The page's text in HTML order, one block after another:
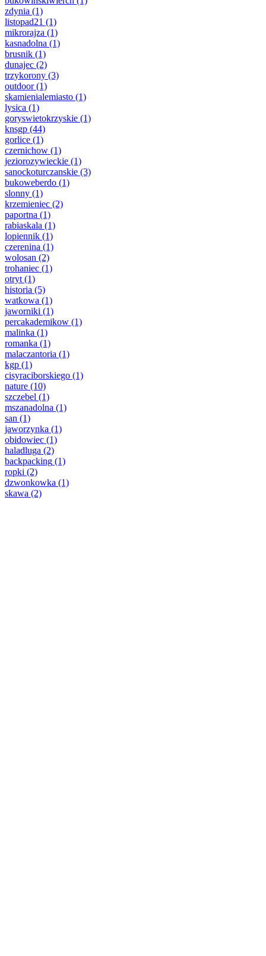
zdynia (1)
listopad21 (1)
mikrorajza (1)
kasnadolna (1)
brusnik (1)
dunajec (2)
trzykorony (3)
outdoor(1)
skamienialemiasto (1)
lysica (1)
goryswietokrzyskie (1)
knsgp (44)
gorlice (1)
czernichow (1)
jeziorozywieckie (1)
sanockoturczanskie (3)
bukoweberdo (1)
slonny (1)
krzemieniec (2)
paportna (1)
rabiaskala (1)
lopiennik (1)
czerenina (1)
wolosan (2)
trohaniec (1)
otryt (1)
historia (5)
watkowa (1)
jaworniki (1)
percakademikow (1)
malinka (1)
romanka (1)
malaczantoria (1)
kgp (1)
cisyraciborskiego (1)
nature (10)
szczebel (1)
mszanadolna (1)
san (1)
jaworzynka (1)
obidowiec (1)
haladluga (2)
backpacking (1)
ropki (2)
dzwonkowka (1)
skawa (2)